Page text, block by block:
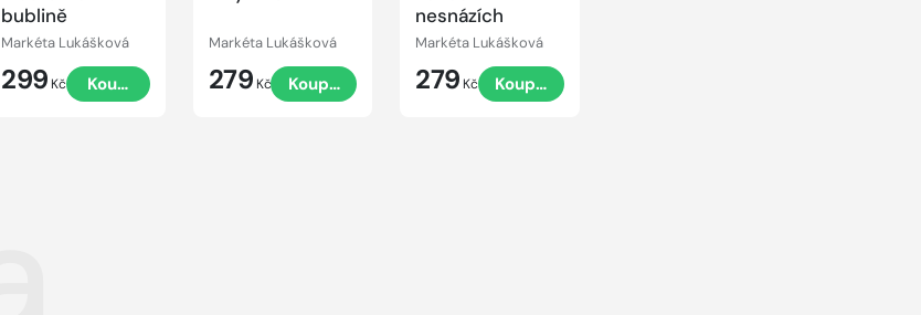
bublině
Markéta Lukášková
299 Kč Koupit
Markéta Lukášková
279 Kč Koupit
nesnázích
Markéta Lukášková
279 Kč Koupit